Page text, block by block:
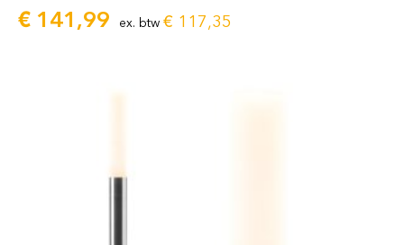
€ 141,99 ex. btw € 117,35